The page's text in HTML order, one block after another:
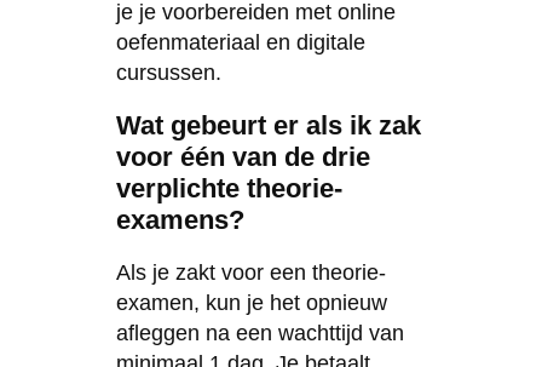
je je voorbereiden met online
oefenmateriaal en digitale
cursussen.
Wat gebeurt er als ik zak
voor één van de drie
verplichte theorie-
examens?
Als je zakt voor een theorie-
examen, kun je het opnieuw
afleggen na een wachttijd van